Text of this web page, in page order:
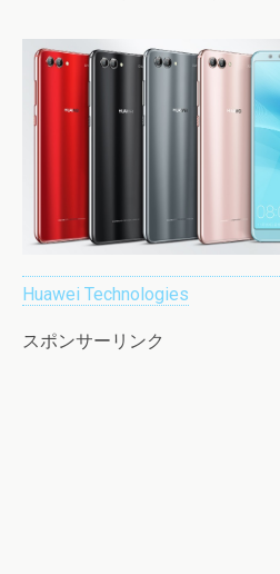
Huawei Technologies
スポンサーリンク